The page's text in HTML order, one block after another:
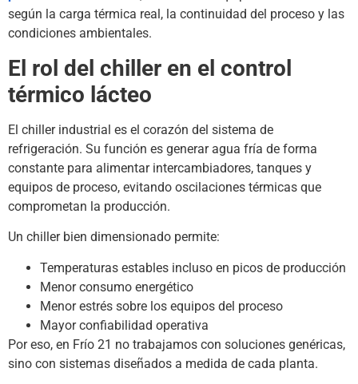
según la carga térmica real, la continuidad del proceso y las
condiciones ambientales.
El rol del chiller en el control
térmico lácteo
El chiller industrial es el corazón del sistema de
refrigeración. Su función es generar agua fría de forma
constante para alimentar intercambiadores, tanques y
equipos de proceso, evitando oscilaciones térmicas que
comprometan la producción.
Un chiller bien dimensionado permite:
Temperaturas estables incluso en picos de producción
Menor consumo energético
Menor estrés sobre los equipos del proceso
Mayor confiabilidad operativa
Por eso, en Frío 21 no trabajamos con soluciones genéricas,
sino con sistemas diseñados a medida de cada planta.